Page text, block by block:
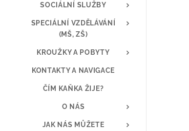
SOCIÁLNÍ SLUŽBY
SPECIÁLNÍ VZDĚLÁVÁNÍ
(MŠ, ZŠ)
KROUŽKY A POBYTY
KONTAKTY A NAVIGACE
ČÍM KAŇKA ŽIJE?
O NÁS
JAK NÁS MŮŽETE